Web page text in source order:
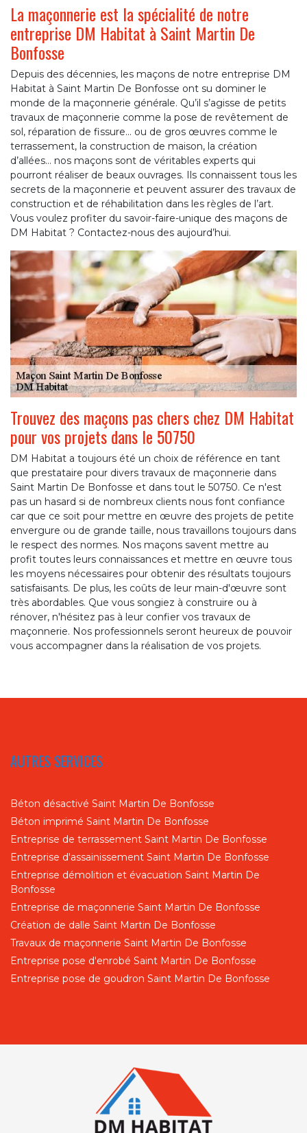
La maçonnerie est la spécialité de notre
entreprise DM Habitat à Saint Martin De
Bonfosse
Depuis des décennies, les maçons de notre entreprise DM
Habitat à Saint Martin De Bonfosse ont su dominer le
monde de la maçonnerie générale. Qu’il s’agisse de petits
travaux de maçonnerie comme la pose de revêtement de
sol, réparation de fissure… ou de gros œuvres comme le
terrassement, la construction de maison, la création
d’allées… nos maçons sont de véritables experts qui
pourront réaliser de beaux ouvrages. Ils connaissent tous les
secrets de la maçonnerie et peuvent assurer des travaux de
construction et de réhabilitation dans les règles de l’art.
Vous voulez profiter du savoir-faire-unique des maçons de
DM Habitat ? Contactez-nous des aujourd’hui.
Trouvez des maçons pas chers chez DM Habitat
pour vos projets dans le 50750
DM Habitat a toujours été un choix de référence en tant
que prestataire pour divers travaux de maçonnerie dans
Saint Martin De Bonfosse et dans tout le 50750. Ce n'est
pas un hasard si de nombreux clients nous font confiance
car que ce soit pour mettre en œuvre des projets de petite
envergure ou de grande taille, nous travaillons toujours dans
le respect des normes. Nos maçons savent mettre au
profit toutes leurs connaissances et mettre en œuvre tous
les moyens nécessaires pour obtenir des résultats toujours
satisfaisants. De plus, les coûts de leur main-d'œuvre sont
très abordables. Que vous songiez à construire ou à
rénover, n'hésitez pas à leur confier vos travaux de
maçonnerie. Nos professionnels seront heureux de pouvoir
vous accompagner dans la réalisation de vos projets.
AUTRES SERVICES
Béton désactivé Saint Martin De Bonfosse
Béton imprimé Saint Martin De Bonfosse
Entreprise de terrassement Saint Martin De Bonfosse
Entreprise d'assainissement Saint Martin De Bonfosse
Entreprise démolition et évacuation Saint Martin De
Bonfosse
Entreprise de maçonnerie Saint Martin De Bonfosse
Création de dalle Saint Martin De Bonfosse
Travaux de maçonnerie Saint Martin De Bonfosse
Entreprise pose d'enrobé Saint Martin De Bonfosse
Entreprise pose de goudron Saint Martin De Bonfosse